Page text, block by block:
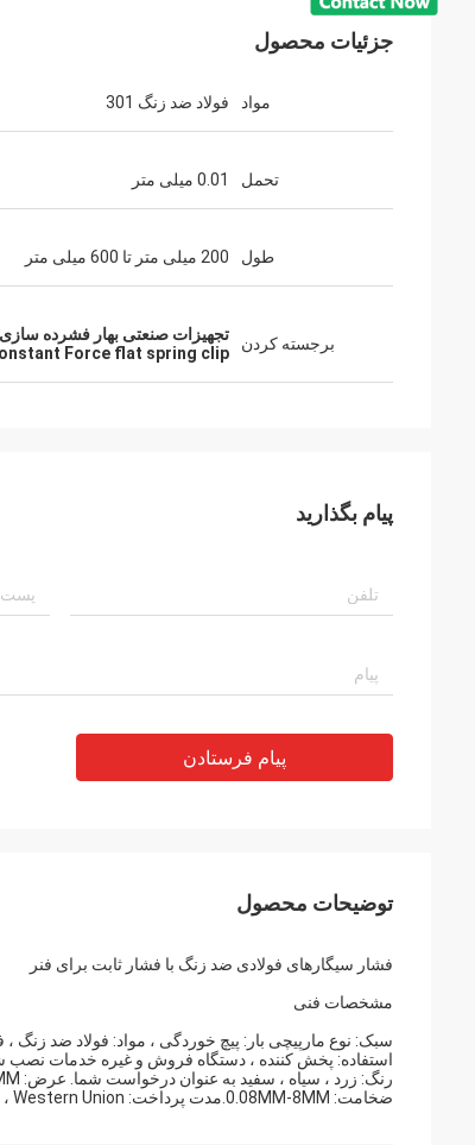
آنها
جزئیات محصول
مواد فولاد ضد زنگ 301
تحمل 0.01 میلی متر
طول 200 میلی متر تا 600 میلی متر
برجسته کردن تجهیزات صنعتی بهار فشرده
Force flat spring clip
پیام بگذارید
پیام فرستادن
توضیحات محصول
فشار سیگارهای فولادی ضد زنگ با فشار ثابت برای فنر
مشخصات فنی
سبک: نوع مارپیچی بار: پیچ خوردگی ، مواد: فولاد ضد زنگ ،
استفاده: پخش کننده ، دستگاه فروش و غیره خدمات نصب
رنگ: زرد ، سیاه ، سفید به عنوان درخواست شما. عرض: 1MM-250MM
ضخامت: 0.08MM-8MM.مدت پرداخت: TT ، L/C ، paypal ، Western Union